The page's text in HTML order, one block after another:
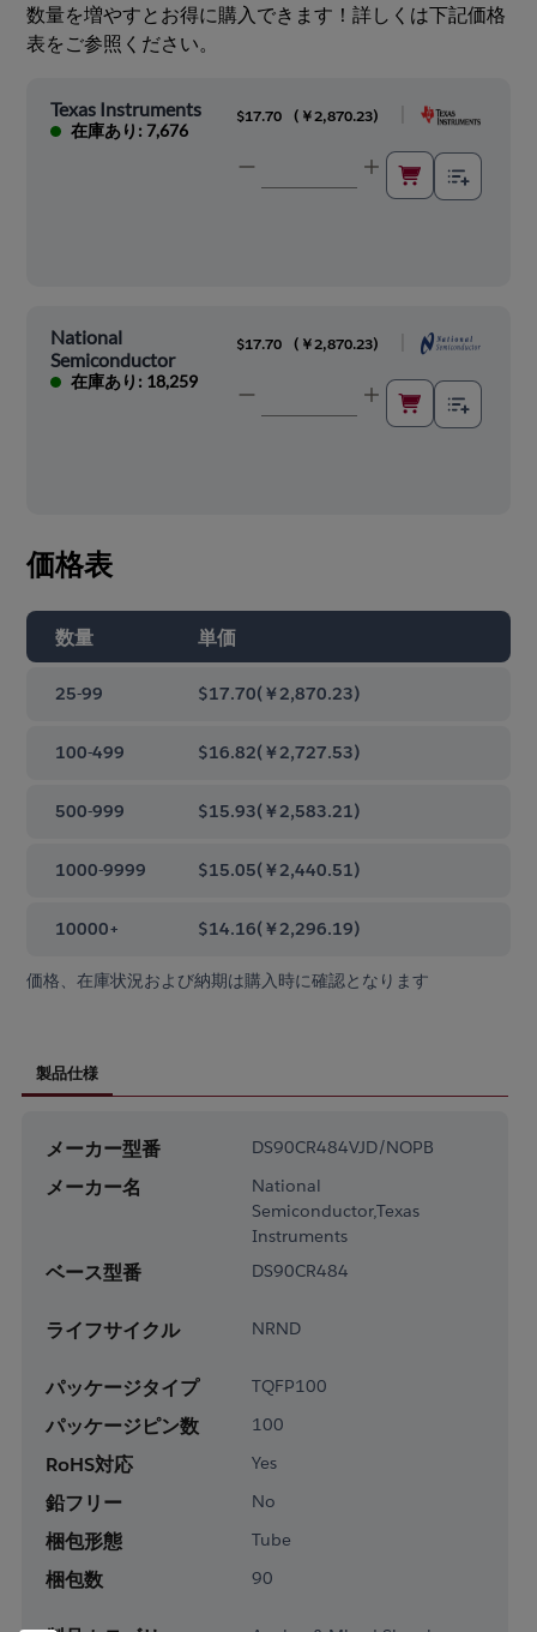
数量を増やすとお得に購入できます！詳しくは下記価格
表をご参照ください。
Texas Instruments
在庫あり: 7,676
$17.70 ( ￥2,870.23)
National
Semiconductor
在庫あり: 18,259
$17.70 ( ￥2,870.23)
価格表
数量 単価
25-99 $17.70(￥2,870.23)
100-499 $16.82(￥2,727.53)
500-999 $15.93(￥2,583.21)
1000-9999 $15.05(￥2,440.51)
10000+ $14.16(￥2,296.19)
価格、在庫状況および納期は購入時に確認となります
製品仕様
メーカー型番 DS90CR484VJD/NOPB
メーカー名
National
Semiconductor,Texas
Instruments
ベース型番 DS90CR484
ライフサイクル NRND
パッケージタイプ TQFP100
パッケージピン数 100
RoHS対応 Yes
鉛フリー No
梱包形態 Tube
梱包数 90